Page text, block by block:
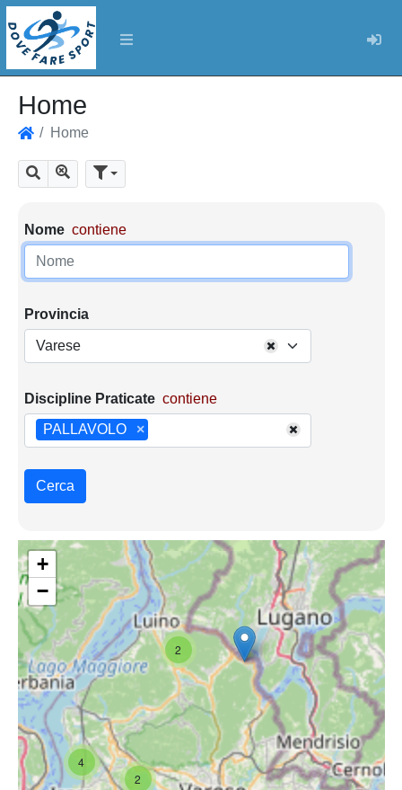
Home
Home
Cerca Mostra tutti i risultati
Parametri di ricerca
Nome contiene
Provincia
Varese
Discipline Praticate contiene
×
PALLAVOLO
Cerca
2
4
2
+
−